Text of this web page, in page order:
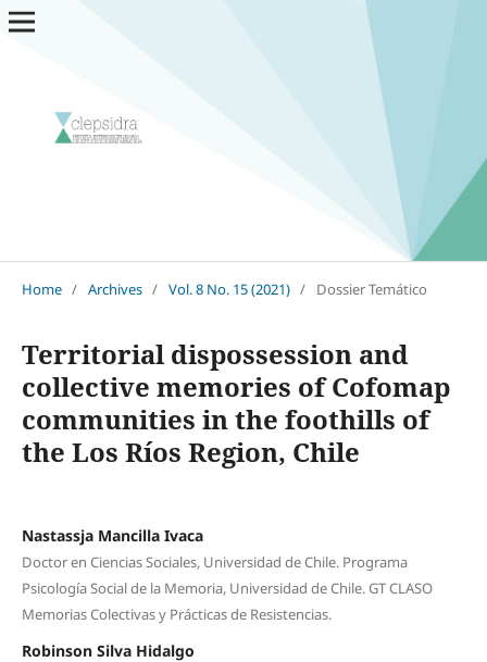
Home / Archives / Vol. 8 No. 15 (2021) / Dossier Temático
Territorial dispossession and
collective memories of Cofomap
communities in the foothills of
the Los Ríos Region, Chile
Nastassja Mancilla Ivaca
Doctor en Ciencias Sociales, Universidad de Chile. Programa
Psicología Social de la Memoria, Universidad de Chile. GT CLASO
Memorias Colectivas y Prácticas de Resistencias.
Robinson Silva Hidalgo